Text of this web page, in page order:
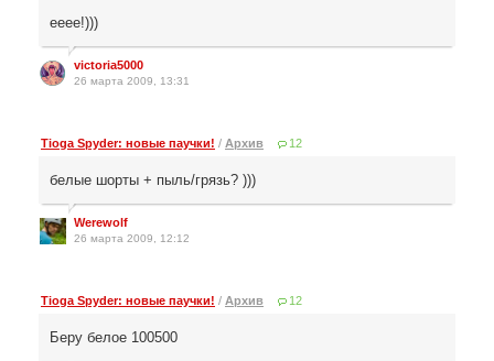
ееее!)))
victoria5000
26 марта 2009, 13:31
Tioga Spyder: новые паучки! / Архив 12
белые шорты + пыль/грязь? )))
Werewolf
26 марта 2009, 12:12
Tioga Spyder: новые паучки! / Архив 12
Беру белое 100500